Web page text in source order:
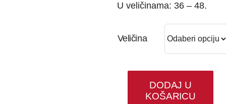
U veličinama: 36 – 48.
Veličina
DODAJ U
KOŠARICU